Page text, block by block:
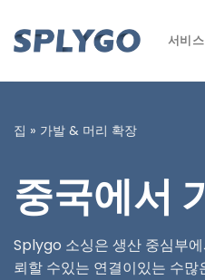
로
서비스
집 » 가발 & 머리 확장
중국에서
Splygo 소싱은 생산 중심부
뢰할 수있는 연결이있는 수